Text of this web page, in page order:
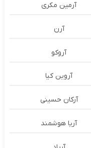
آرمین مکری
آرن
آروکو
آروین کیا
آرکان حسینی
آریا هوشمند